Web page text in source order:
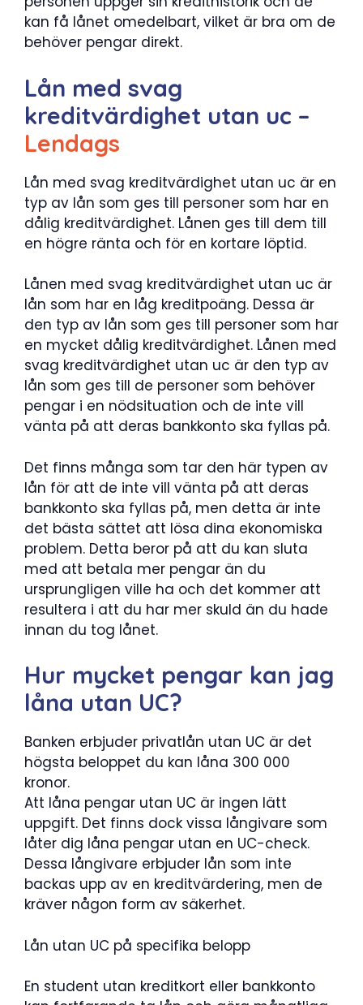
kan få lånet omedelbart, vilket är bra om de
behöver pengar direkt.
Lån med svag
kreditvärdighet utan uc –
Lendags
Lån med svag kreditvärdighet utan uc är en
typ av lån som ges till personer som har en
dålig kreditvärdighet. Lånen ges till dem till
en högre ränta och för en kortare löptid.
Lånen med svag kreditvärdighet utan uc är
lån som har en låg kreditpoäng. Dessa är
den typ av lån som ges till personer som har
en mycket dålig kreditvärdighet. Lånen med
svag kreditvärdighet utan uc är den typ av
lån som ges till de personer som behöver
pengar i en nödsituation och de inte vill
vänta på att deras bankkonto ska fyllas på.
Det finns många som tar den här typen av
lån för att de inte vill vänta på att deras
bankkonto ska fyllas på, men detta är inte
det bästa sättet att lösa dina ekonomiska
problem. Detta beror på att du kan sluta
med att betala mer pengar än du
ursprungligen ville ha och det kommer att
resultera i att du har mer skuld än du hade
innan du tog lånet.
Hur mycket pengar kan jag
låna utan UC?
Banken erbjuder privatlån utan UC är det
högsta beloppet du kan låna 300 000
kronor.
Att låna pengar utan UC är ingen lätt
uppgift. Det finns dock vissa långivare som
låter dig låna pengar utan en UC-check.
Dessa långivare erbjuder lån som inte
backas upp av en kreditvärdering, men de
kräver någon form av säkerhet.
Lån utan UC på specifika belopp
En student utan kreditkort eller bankkonto